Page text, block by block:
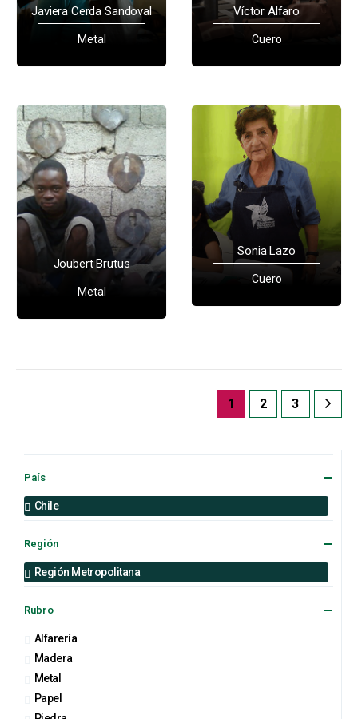
Javiera Cerda Sandoval
Metal
Víctor Alfaro
Cuero
Joubert Brutus
Metal
Sonia Lazo
Cuero
1 2 3
País
Chile
Región
Región Metropolitana
Rubro
Alfarería
Madera
Metal
Papel